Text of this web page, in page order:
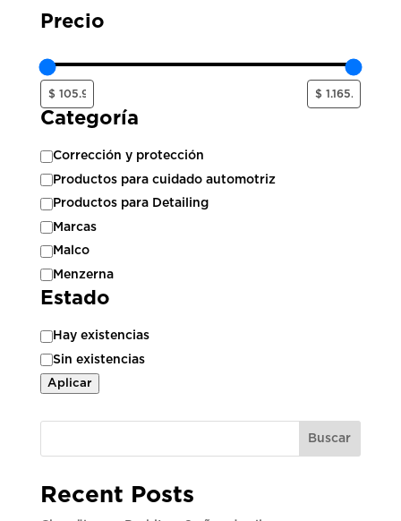
Precio
Categoría
Categoría
Corrección y protección
Productos para cuidado automotriz
Productos para Detailing
Marcas
Malco
Menzerna
Estado
Estado
Hay existencias
Sin existencias
Aplicar
Buscar
Recent Posts